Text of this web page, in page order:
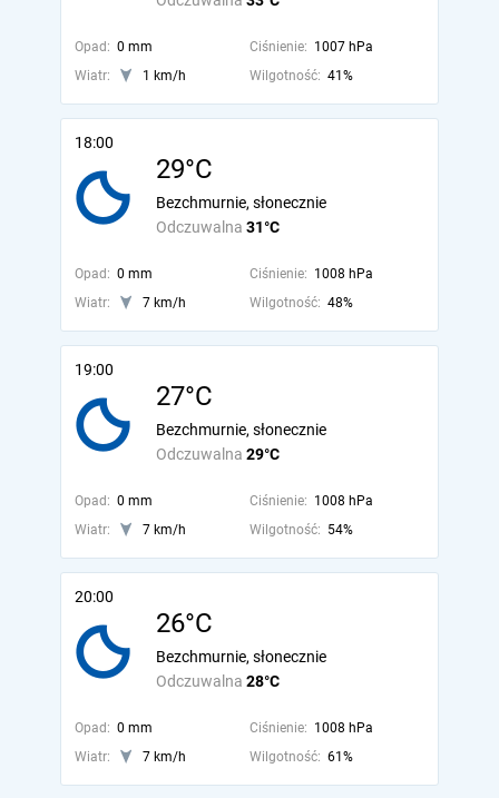
Opad: 0 mm Ciśnienie: 1007 hPa
Wiatr:
1 km/h Wilgotność: 41%
18:00
29°C
Odczuwalna 31°C
Bezchmurnie, słonecznie
Opad: 0 mm Ciśnienie: 1008 hPa
Wiatr:
7 km/h Wilgotność: 48%
19:00
27°C
Odczuwalna 29°C
Bezchmurnie, słonecznie
Opad: 0 mm Ciśnienie: 1008 hPa
Wiatr:
7 km/h Wilgotność: 54%
20:00
26°C
Odczuwalna 28°C
Bezchmurnie, słonecznie
Opad: 0 mm Ciśnienie: 1008 hPa
Wiatr:
7 km/h Wilgotność: 61%